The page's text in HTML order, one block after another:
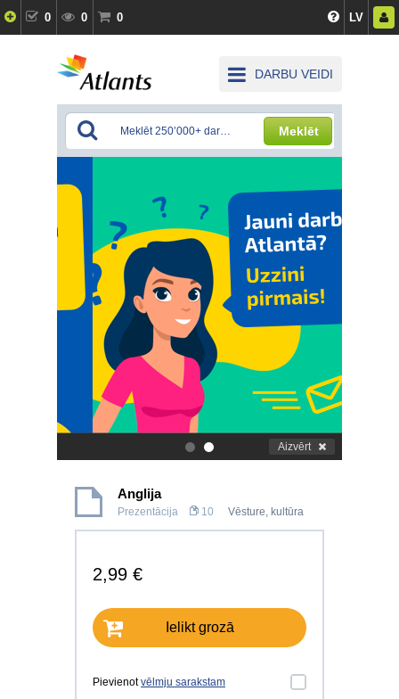
0 0 0 LV
DARBU VEIDI
Meklēt
. Aizvērt
Anglija
Prezentācija 10 Vēsture, kultūra
2,99 €
Ielikt grozā
Pievienotvēlmju sarakstam